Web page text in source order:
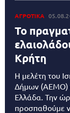
ΑΓΡΟΤΙΚΑ
Το
Κρήτη
Η μελέτη του
Δήμων (AEMO)
Ελλάδα. Την
προσπαθούμε